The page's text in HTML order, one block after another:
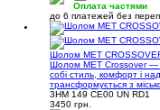
Оплата частями
до 6 платежей без
Шолом MET
Шолом MET Crossover —
собі стиль, комфорт і
трансформується з
3HM 149 CE00 UN RD1
3450 грн.